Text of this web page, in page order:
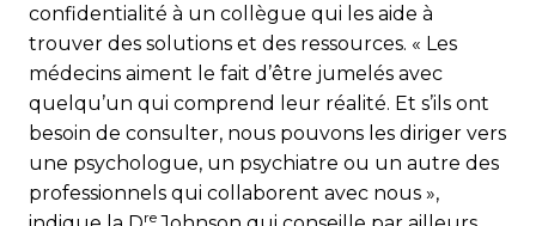
confidentialité à un collègue qui les aide à
trouver des solutions et des ressources. « Les
médecins aiment le fait d’être jumelés avec
quelqu’un qui comprend leur réalité. Et s’ils ont
besoin de consulter, nous pouvons les diriger vers
une psychologue, un psychiatre ou un autre des
professionnels qui collaborent avec nous »,
re